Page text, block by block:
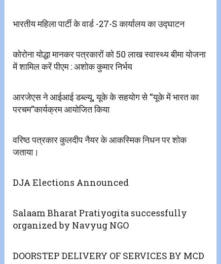
भारतीय महिला पार्टी के वार्ड -27-S कार्यालय का उद्घाटन
कोरोना योद्धा मानकर पत्रकारों को 50 लाख स्वास्थ्य बीमा योजना
में शामिल करें पीएम : अशोक कुमार निर्भय
आरजेएस ने आईआई डब्ल्यू, यूके के सहयोग से “यूके में भारत का
परचम”कार्यक्रम आयोजित किया
वरिष्ठ पत्रकार कुलदीप नैयर के आकस्मिक निधन पर शोक
जताया।
DJA Elections Announced
Salaam Bharat Pratiyogita successfully
organized by Navyug NGO
DOORSTEP DELIVERY OF SERVICES BY MCD